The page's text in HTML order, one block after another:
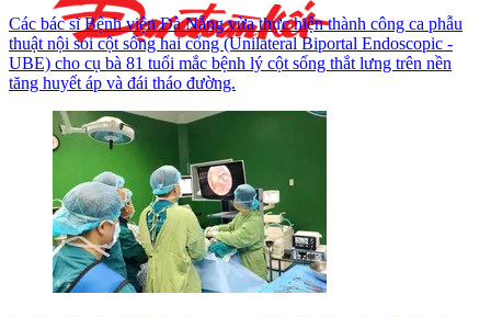
Các bác sĩ Bệnh viện Đà Nẵng vừa thực hiện thành công ca phẫu
thuật nội soi cột sống hai cổng (Unilateral Biportal Endoscopic -
UBE) cho cụ bà 81 tuổi mắc bệnh lý cột sống thắt lưng trên nền
tăng huyết áp và đái tháo đường.